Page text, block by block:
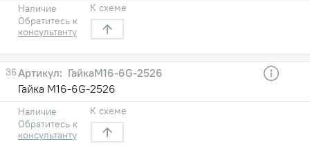
Наличие
Обратитесь к
консультанту
К схеме
36
ГайкаМ16-6G-2526
Гайка М16-6G-2526
Наличие
Обратитесь к
консультанту
К схеме